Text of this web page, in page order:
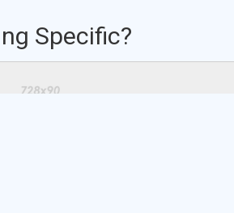
Specific?